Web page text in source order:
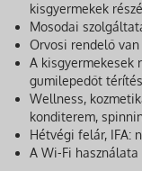
kisgyermekek
Mosodai
Orvosi rendelő van
A kisgyermekesek
gumilepedőt
Wellness,
konditerem,
Hétvégi felár, IFA:
A Wi-Fi használata